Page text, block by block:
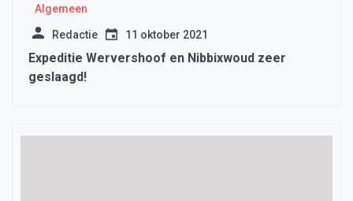
Algemeen
Redactie 11 oktober 2021
Expeditie Wervershoof en Nibbixwoud zeer
geslaagd!